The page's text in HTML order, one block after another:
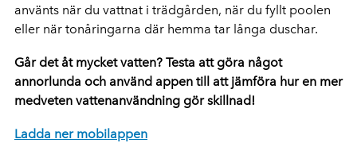
använts när du vattnat i trädgården, när du fyllt poolen
eller när tonåringarna där hemma tar långa duschar.
Går det åt mycket vatten? Testa att göra något
annorlunda och använd appen till att jämföra hur en mer
medveten vattenanvändning gör skillnad!
Ladda ner mobilappen